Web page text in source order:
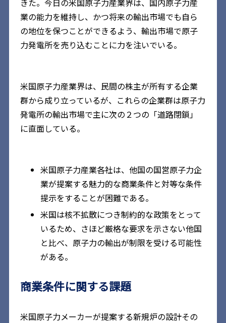
業の能力を維持し、かつ将来の輸出市場でも自ら
の地位を保つことができるよう、輸出市場で原子
力発電所を売り込むことに力を注いでいる。
米国原子力産業界は、民間の株主が所有する企業
群から成り立っているが、これらの企業群は原子力
発電所の輸出市場で主に次の２つの「道路閉鎖」
に直面している。
米国原子力産業各社は、他国の国営原子力企
業が提案する魅力的な商業条件と対等な条件
提示をすることが困難である。
米国は核不拡散につき制約的な政策をとって
いるため、さほど厳格な要求を示さない他国
と比べ、原子力の輸出が制限を受ける可能性
がある。
商業条件に関する課題
米国原子力メーカーが提案する新規炉の設計その